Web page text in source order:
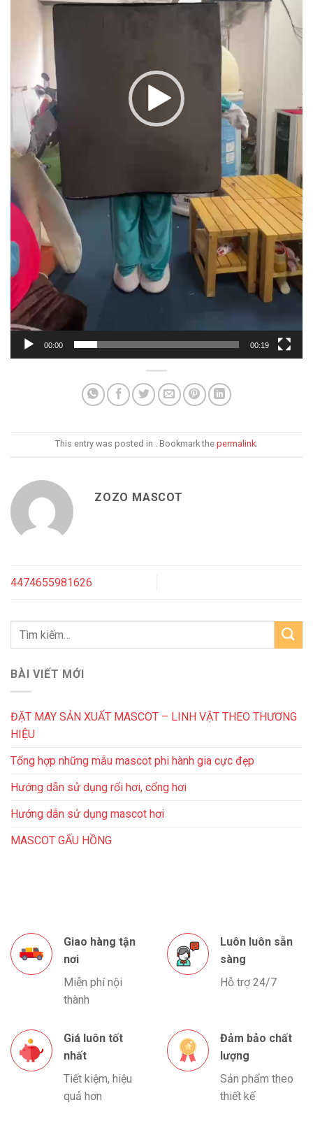
00:00 00:19
This entry was posted in . Bookmark the permalink.
ZOZO MASCOT
4474655981626
BÀI VIẾT MỚI
ĐẶT MAY SẢN XUẤT MASCOT – LINH VẬT THEO THƯƠNG
HIỆU
Tổng hợp những mẫu mascot phi hành gia cực đẹp
Hướng dẫn sử dụng rối hơi, cổng hơi
Hướng dẫn sử dụng mascot hơi
MASCOT GẤU HỒNG
Giao hàng tận
nơi
Miễn phí nội
thành
Luôn luôn sẵn
sàng
Hỗ trợ 24/7
Giá luôn tốt
nhất
Tiết kiệm, hiệu
quả hơn
Đảm bảo chất
lượng
Sản phẩm theo
thiết kế